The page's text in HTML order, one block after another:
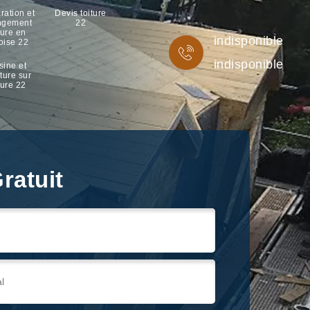
et
en
22
Devis toiture
22
et
sur
22
indisponible
indisponible